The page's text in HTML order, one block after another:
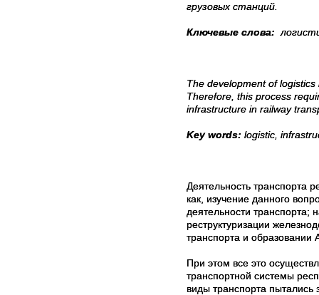
грузовых станций.
Ключевые слова:
The development of
Therefore, this process
infrastructure in railway
Key words: logistic,
Деятельность транспорта
как, изучение данного
деятельности транспорта;
реструктуризации
транспорта и образовании
При этом все это
транспортной системы
виды транспорта пытались